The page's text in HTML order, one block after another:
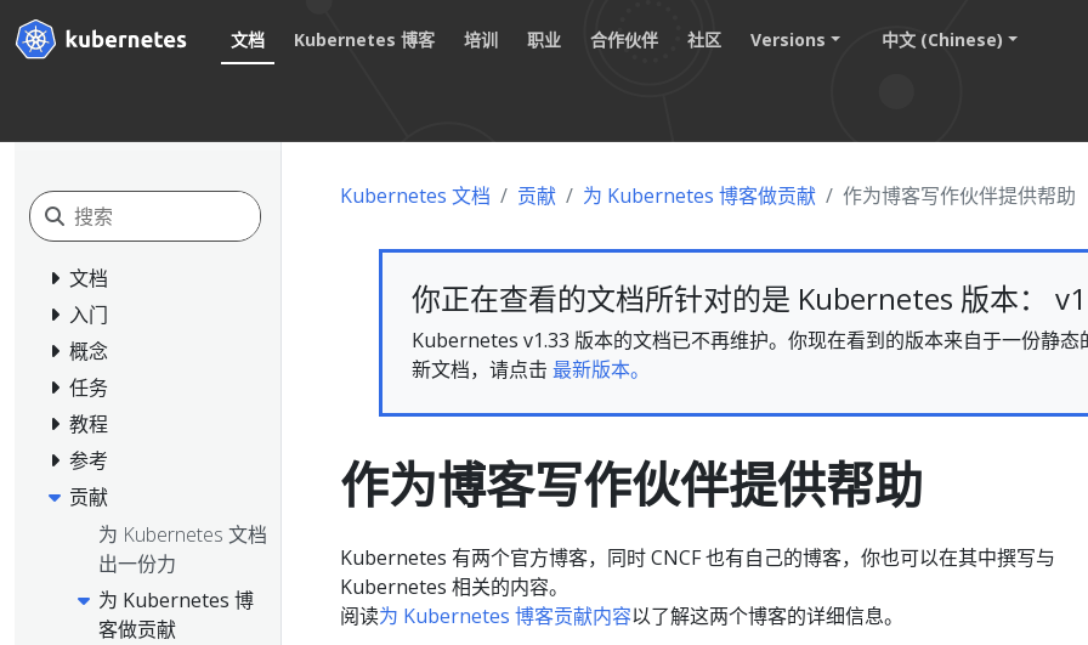
文档 Kubernetes 博客 培训 职业 合作伙伴 社区 Versions 中文 (Chinese)
文档
入门
概念
任务
教程
参考
贡献
为 Kubernetes 文档
出一份力
为 Kubernetes 博
客做贡献
Kubernetes 文档 贡献 为 Kubernetes 博客做贡献 作为博客写作伙伴提供帮助
你正在查看的文档所针对的是 Kubernetes 版本：
Kubernetes v1.33 版本的文档已不再维护。你现在看到的版本来自于一份静态
新文档，请点击 最新版本。
作为博客写作伙伴提供帮助
Kubernetes 有两个官方博客，同时 CNCF 也有自己的博客，你也可以在其中撰写与
Kubernetes 相关的内容。
阅读为 Kubernetes 博客贡献内容以了解这两个博客的详细信息。